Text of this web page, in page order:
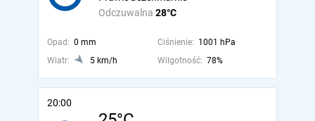
Odczuwalna 28°C
Opad: 0 mm Ciśnienie: 1001 hPa
Wiatr:
5 km/h Wilgotność: 78%
20:00